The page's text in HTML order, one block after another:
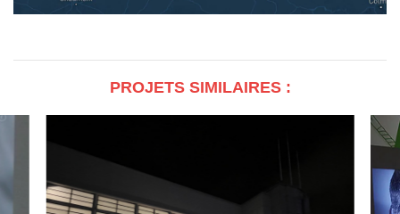
PROJETS SIMILAIRES :